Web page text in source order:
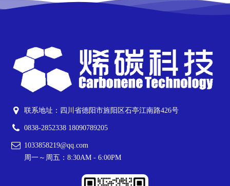
联系地址：四川省德阳市旌阳区石亭江南路426号
0838-2852338 18090789205
1033858219@qq.com
周一～周五：8:30AM - 6:00PM